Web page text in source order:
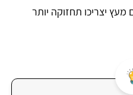
יצריכו תחזוקה יותר